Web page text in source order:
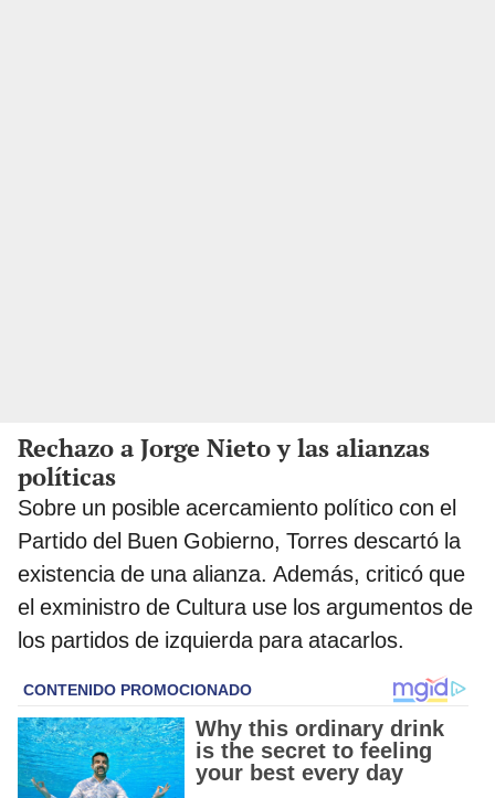
Rechazo a Jorge Nieto y las alianzas
políticas
Sobre un posible acercamiento político con el
Partido del Buen Gobierno, Torres descartó la
existencia de una alianza. Además, criticó que
el exministro de Cultura use los argumentos de
los partidos de izquierda para atacarlos.